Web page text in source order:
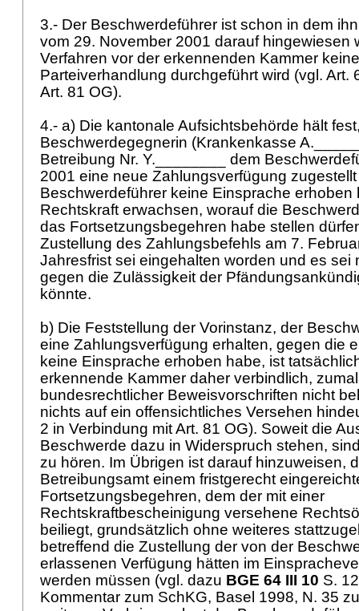
3.- Der Beschwerdeführer ist schon in dem
vom 29. November 2001 darauf hingewiesen
Verfahren vor der erkennenden Kammer
Parteiverhandlung durchgeführt wird (vgl. Art.
Art. 81 OG).
4.- a) Die kantonale Aufsichtsbehörde hält
Beschwerdegegnerin (Krankenkasse
Betreibung Nr. Y.________ dem
2001 eine neue Zahlungsverfügung
Beschwerdeführer keine Einsprache erhoben
Rechtskraft erwachsen, worauf die
das Fortsetzungsbegehren habe stellen
Zustellung des Zahlungsbefehls am 7.
Jahresfrist sei eingehalten worden und es sei
gegen die Zulässigkeit der
könnte.
b) Die Feststellung der Vorinstanz, der
eine Zahlungsverfügung erhalten, gegen die
keine Einsprache erhoben habe, ist
erkennende Kammer daher verbindlich,
bundesrechtlicher Beweisvorschriften nicht
nichts auf ein offensichtliches Versehen
2 in Verbindung mitArt. 81 OG). Soweit die
Beschwerde dazu in Widerspruch stehen,
zu hören. Im Übrigen ist darauf hinzuweisen,
Betreibungsamt einem fristgerecht
Fortsetzungsbegehren, dem der mit einer
Rechtskraftbescheinigung versehene
beiliegt, grundsätzlich ohne weiteres
betreffend die Zustellung der von der
erlassenen Verfügung hätten im
werden müssen (vgl. dazu BGE 64 III 10 S.
Kommentar zum SchKG, Basel 1998, N. 35